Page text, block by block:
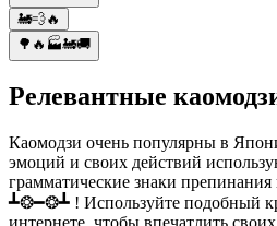
🚂💨🔥
🌳🔥🏭🚂🚚
Релевантные
Каомодзи очень популярны в
эмоций и своих действий
грамматические знаки
┻❂━❂┻ ! Используйте подобный